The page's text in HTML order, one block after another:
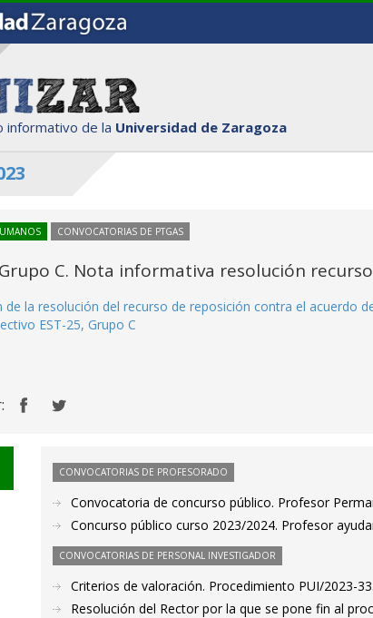
informativo de la Universidad de Zaragoza
CONVOCATORIAS DE PTGAS
Grupo C. Nota informativa resolución
de la resolución del recurso de reposición contra el acuerdo
EST-25, Grupo C
CONVOCATORIAS DE PROFESORADO
Convocatoria de concurso público. Profesor
Concurso público curso 2023/2024. Profesor
CONVOCATORIAS DE PERSONAL INVESTIGADOR
Criterios de valoración. Procedimiento PUI/2023-
Resolución del Rector por la que se pone fin al